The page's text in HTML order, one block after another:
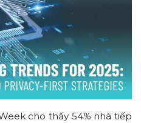
cho thấy 54% nhà tiếp